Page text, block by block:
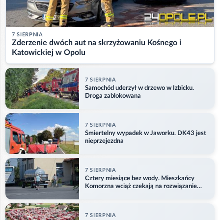
7 SIERPNIA
Zderzenie dwóch aut na skrzyżowaniu Kośnego i
Katowickiej w Opolu
7 SIERPNIA
Samochód uderzył w drzewo w Izbicku.
Droga zablokowana
7 SIERPNIA
Śmiertelny wypadek w Jaworku. DK43 jest
nieprzejezdna
7 SIERPNIA
Cztery miesiące bez wody. Mieszkańcy
Komorzna wciąż czekają na rozwiązanie
7 SIERPNIA